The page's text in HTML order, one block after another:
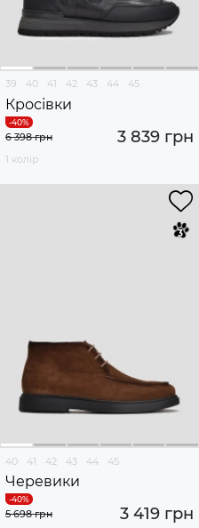
39 40 41 42 43 44 45
Кросівки
3 839 грн
6 398 грн
1 колір
40 41 42 43 44 45
Черевики
3 419 грн
5 698 грн